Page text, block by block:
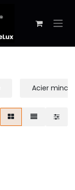
Acier mince